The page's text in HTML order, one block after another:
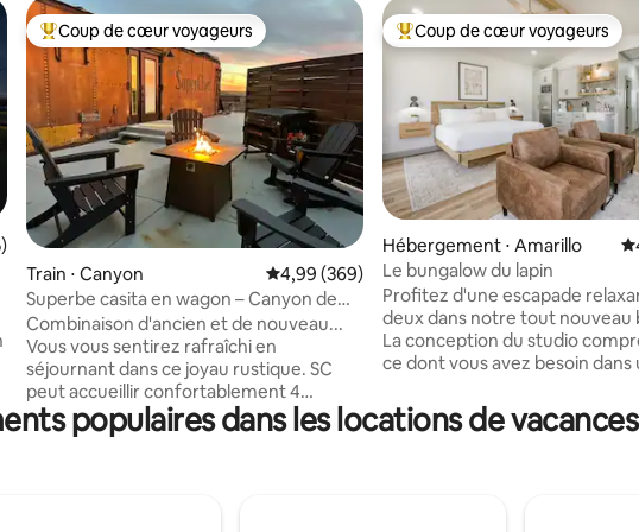
sur la base de 105 commentaires : 4,97 sur 5
Coups de cœur voyageurs les plus appréciés
Coup de cœur voyageurs
Train ⋅ Canyon Évaluation moyenne sur la base de 369
4,99 (369)
Superbe casita en wagon – Canyon de
Palo Duro/WTAMU
Combinaison d'ancien et de nouveau...
Vous vous sentirez rafraîchi en
séjournant dans ce joyau rustique. SC
peut accueillir confortablement 4
personnes. La kitchenette est équipée
d'une cafetière, d'un grille-pain, d'une
Coups de cœur voyageurs les
Coup de cœur voyageurs
Hébergement ⋅ Amarillo
Le bungalow du lapin
Profitez d'une escapade
deux dans notre tout nouveau
La conception du studio
ce dont vous avez besoin dans
draps en coton blanc frais et
de luxe, des fauteuils
double vasque, d'une baignoire
populaires dans les locations de